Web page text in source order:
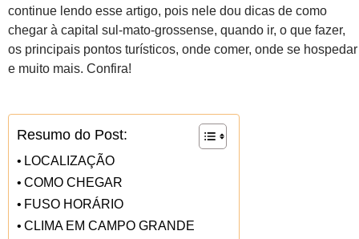
continue lendo esse artigo, pois nele dou dicas de como
chegar à capital sul-mato-grossense, quando ir, o que fazer,
os principais pontos turísticos, onde comer, onde se hospedar
e muito mais. Confira!
Resumo do Post:
LOCALIZAÇÃO
COMO CHEGAR
FUSO HORÁRIO
CLIMA EM CAMPO GRANDE